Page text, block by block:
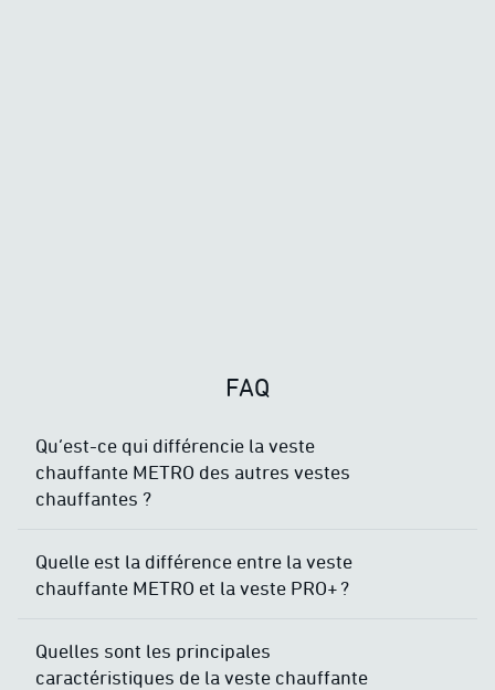
FAQ
Qu’est-ce qui différencie la veste
chauffante METRO des autres vestes
chauffantes ?
Quelle est la différence entre la veste
chauffante METRO et la veste PRO+ ?
Quelles sont les principales
caractéristiques de la veste chauffante